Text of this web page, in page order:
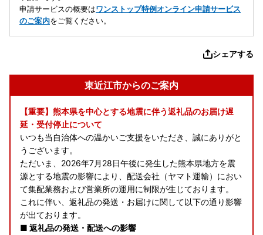
申請サービスの概要はワンストップ特例オンライン申請サービス
のご案内をご覧ください。
シェアする
東近江市からのご案内
【重要】熊本県を中心とする地震に伴う返礼品のお届け遅
延・受付停止について
いつも当自治体への温かいご支援をいただき、誠にありがと
うございます。
ただいま、2026年7月28日午後に発生した熊本県地方を震
源とする地震の影響により、配送会社（ヤマト運輸）におい
て集配業務および営業所の運用に制限が生じております。
これに伴い、返礼品の発送・お届けに関して以下の通り影響
が出ております。
■ 返礼品の発送・配送への影響